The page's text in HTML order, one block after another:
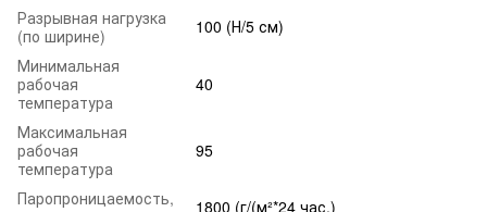
Разрывная нагрузка
(по ширине)
100 (Н/5 см)
Минимальная
рабочая
температура
40
Максимальная
рабочая
температура
95
Паропроницаемость,
1800 (г/(м²*24 час.)